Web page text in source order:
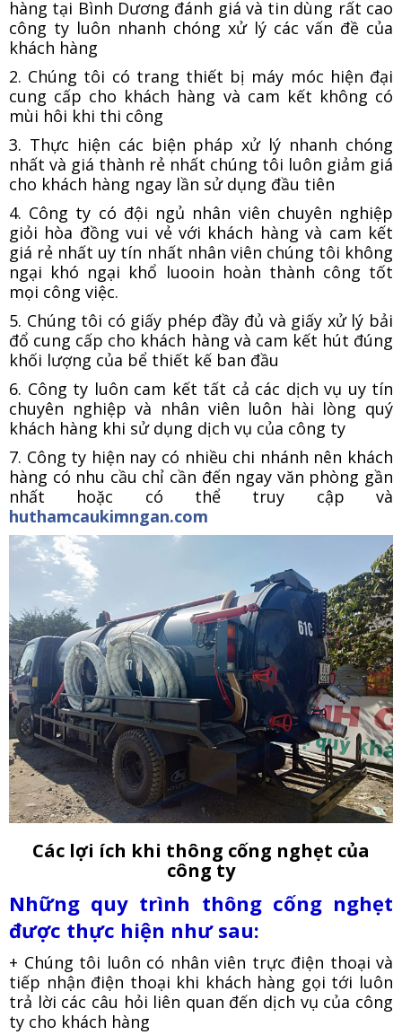
hàng tại Bình Dương đánh giá và tin dùng rất cao
công ty luôn nhanh chóng xử lý các vấn đề của
khách hàng
2. Chúng tôi có trang thiết bị máy móc hiện đại
cung cấp cho khách hàng và cam kết không có
mùi hôi khi thi công
3. Thực hiện các biện pháp xử lý nhanh chóng
nhất và giá thành rẻ nhất chúng tôi luôn giảm giá
cho khách hàng ngay lần sử dụng đầu tiên
4. Công ty có đội ngủ nhân viên chuyên nghiệp
giỏi hòa đồng vui vẻ với khách hàng và cam kết
giá rẻ nhất uy tín nhất nhân viên chúng tôi không
ngại khó ngại khổ luooin hoàn thành công tốt
mọi công việc.
5. Chúng tôi có giấy phép đầy đủ và giấy xử lý bải
đổ cung cấp cho khách hàng và cam kết hút đúng
khối lượng của bể thiết kế ban đầu
6. Công ty luôn cam kết tất cả các dịch vụ uy tín
chuyên nghiệp và nhân viên luôn hài lòng quý
khách hàng khi sử dụng dịch vụ của công ty
7. Công ty hiện nay có nhiều chi nhánh nên khách
hàng có nhu cầu chỉ cần đến ngay văn phòng gần
nhất hoặc có thể truy cập và
huthamcaukimngan.com
Các lợi ích khi thông cống nghẹt của
công ty
Những quy trình thông cống nghẹt
được thực hiện như sau:
+ Chúng tôi luôn có nhân viên trực điện thoại và
tiếp nhận điện thoại khi khách hàng gọi tới luôn
trả lời các câu hỏi liên quan đến dịch vụ của công
ty cho khách hàng